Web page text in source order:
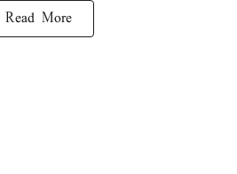
Read More